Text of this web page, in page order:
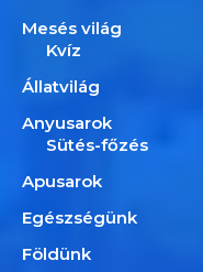
Mesés világ
Kvíz
Állatvilág
Anyusarok
Sütés-főzés
Apusarok
Egészségünk
Földünk